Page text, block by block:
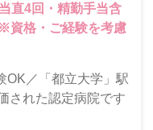
直4回・精勤手当含
資格・ご経験を考慮
OK／「都立大学」駅
された認定病院です